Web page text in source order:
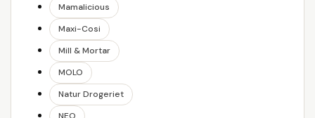
Mamalicious
Maxi-Cosi
Mill & Mortar
MOLO
Natur Drogeriet